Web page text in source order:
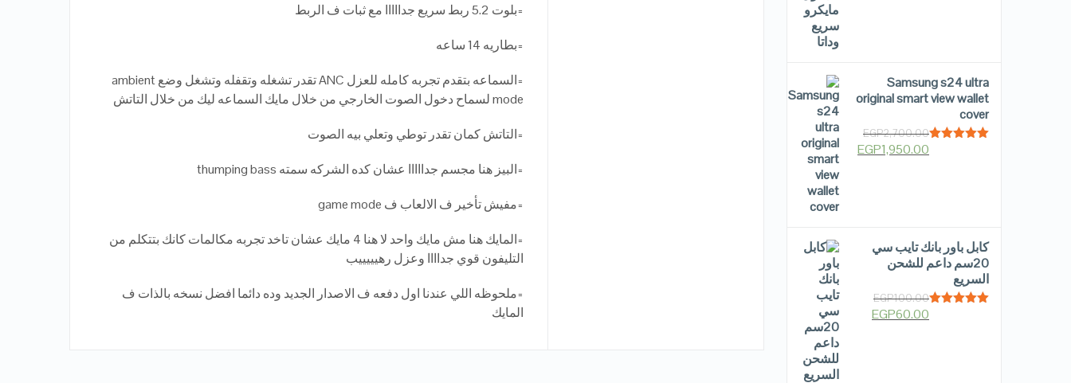
=بلوت 5.2 ربط سريع جدااااا مع ثبات ف الربط
=بطاريه 14 ساعه
=السماعه بتقدم تجربه كامله للعزل ANC تقدر تشغله وتقفله وتشغل وضع ambient
mode لسماح دخول الصوت الخارجي من خلال مايك السماعه ليك من خلال التاتش
=التاتش كمان تقدر توطي وتعلي بيه الصوت
=البيز هنا مجسم جدااااا عشان كده الشركه سمته thumping bass
=مفيش تأخير ف الالعاب ف game mode
=المايك هنا مش مايك واحد لا هنا 4 مايك عشان تاخد تجربه مكالمات كانك بتتكلم من
التليفون قوي جداااا وعزل رهيييييب
=ملحوظه اللي عندنا اول دفعه ف الاصدار الجديد وده دائما افضل نسخه بالذات ف
المايك
Samsung s24 ultra
original smart view wallet
cover
EGP2,700.00
EGP1,950.00
كابل باور بانك تايب سي
20سم داعم للشحن
السريع
EGP100.00
EGP60.00